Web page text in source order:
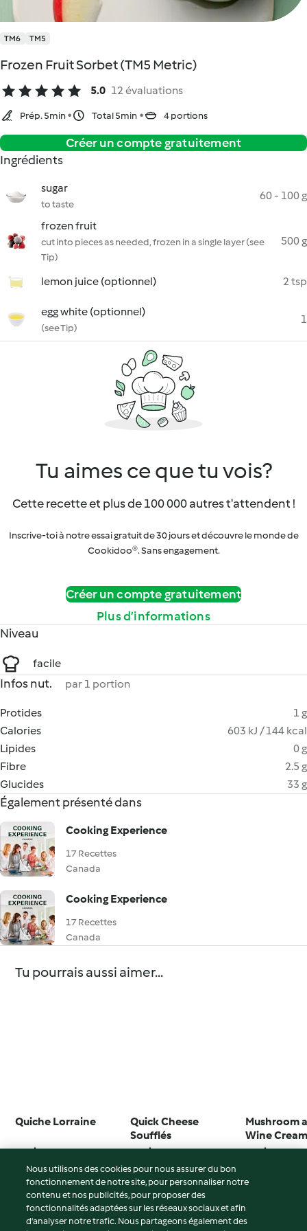
TM6 TM5
Frozen Fruit Sorbet (TM5 Metric)
5.0 12 évaluations
Prép. 5min Total 5min 4 portions
Créer un compte gratuitement
Ingrédients
sugar
to taste
60 - 100 g
frozen fruit
cut into pieces as needed, frozen in a single layer (see
Tip)
500 g
lemon juice (optionnel) 2 tsp
egg white (optionnel)
(see Tip)
1
Tu aimes ce que tu vois?
Cette recette et plus de 100 000 autres t'attendent !
Inscrive-toi à notre essai gratuit de 30 jours et découvre le monde de
Cookidoo®. Sans engagement.
Créer un compte gratuitement
Plus d’informations
Niveau
facile
Infos nut. par 1 portion
Protides
1 g
Calories
603 kJ / 144 kcal
Lipides
0 g
Fibre
2.5 g
Glucides
33 g
Également présenté dans
Cooking Experience
17 Recettes
Canada
Cooking Experience
17 Recettes
Canada
Tu pourrais aussi aimer...
Quiche Lorraine
4.6 (67)
Quick Cheese
Soufflés
4.4 (26)
Mushroom
Wine
4.0 (13)
© Copyright 2026
Nous utilisons des cookies pour nous assurer du bon
fonctionnement de notre site, pour personnaliser notre
contenu et nos publicités, pour proposer des
fonctionnalités adaptées sur les réseaux sociaux et afin
d’analyser notre trafic. Nous partageons également des